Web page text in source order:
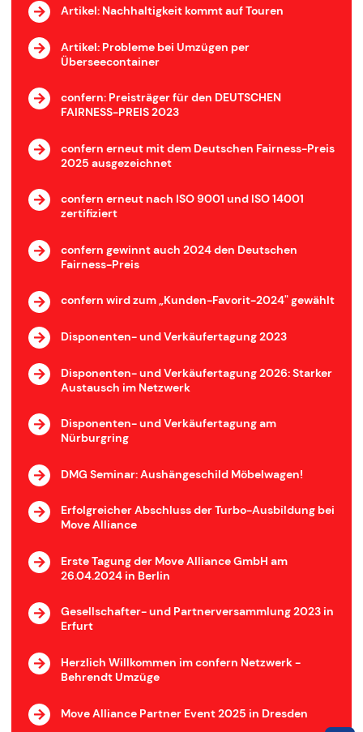
Artikel: Nachhaltigkeit kommt auf Touren
Artikel: Probleme bei Umzügen per
Überseecontainer
confern: Preisträger für den DEUTSCHEN
FAIRNESS-PREIS 2023
confern erneut mit dem Deutschen Fairness-Preis
2025 ausgezeichnet
confern erneut nach ISO 9001 und ISO 14001
zertifiziert
confern gewinnt auch 2024 den Deutschen
Fairness-Preis
confern wird zum „Kunden-Favorit-2024" gewählt
Disponenten- und Verkäufertagung 2023
Disponenten- und Verkäufertagung 2026: Starker
Austausch im Netzwerk
Disponenten- und Verkäufertagung am
Nürburgring
DMG Seminar: Aushängeschild Möbelwagen!
Erfolgreicher Abschluss der Turbo-Ausbildung bei
Move Alliance
Erste Tagung der Move Alliance GmbH am
26.04.2024 in Berlin
Gesellschafter- und Partnerversammlung 2023 in
Erfurt
Herzlich Willkommen im confern Netzwerk -
Behrendt Umzüge
Move Alliance Partner Event 2025 in Dresden